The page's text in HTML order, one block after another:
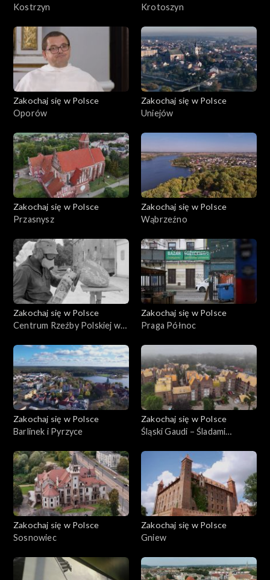
Kostrzyn
Krotoszyn
Zakochaj się w Polsce
Oporów
Zakochaj się w Polsce
Uniejów
Zakochaj się w Polsce
Przasnysz
Zakochaj się w Polsce
Wąbrzeźno
Zakochaj się w Polsce
Centrum Rzeźby Polskiej w
Zakochaj się w Polsce
Praga Północ
Zakochaj się w Polsce
Barlinek i Pyrzyce
Zakochaj się w Polsce
Śląski Gaudi – Śladami
Zakochaj się w Polsce
Sosnowiec
Zakochaj się w Polsce
Gniew